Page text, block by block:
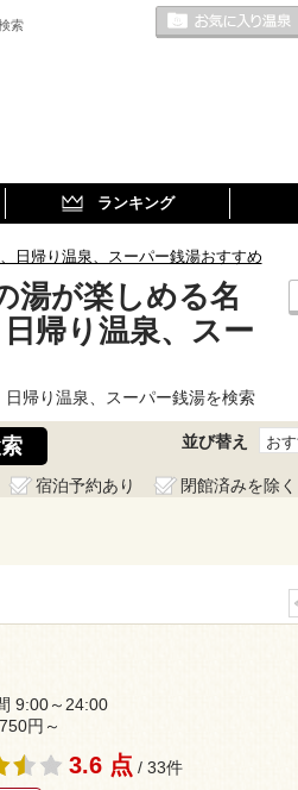
索
ランキング
日帰り温泉、スーパー銭湯おすすめ
湯が楽しめる名
帰り温泉、スー
帰り温泉、スーパー銭湯を検索
並び替え お
宿泊予約あり
閉館済みを除く
9:00～24:00
円～
3.6 点 / 33件